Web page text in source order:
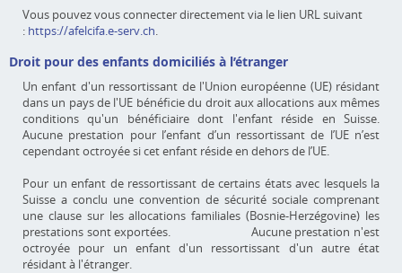
Vous pouvez vous connecter directement via le lien URL suivant
: https://afelcifa.e-serv.ch.
Droit pour des enfants domiciliés à l’étranger
Un enfant d'un ressortissant de l'Union européenne (UE) résidant
dans un pays de l'UE bénéficie du droit aux allocations aux mêmes
conditions qu'un bénéficiaire dont l'enfant réside en Suisse.
Aucune prestation pour l’enfant d’un ressortissant de l’UE n’est
cependant octroyée si cet enfant réside en dehors de l’UE.
Pour un enfant de ressortissant de certains états avec lesquels la
Suisse a conclu une convention de sécurité sociale comprenant
une clause sur les allocations familiales (Bosnie-Herzégovine) les
prestations sont exportées. Aucune prestation n'est
octroyée pour un enfant d'un ressortissant d'un autre état
résidant à l'étranger.